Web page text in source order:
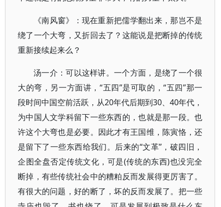
《南风窗》：现在重新把儒学翻出来，那岂不是
绕了一个大弯，又折回去了？这能说是把断掉的传统
重新接续起来么？
汤一介：可以这样讲。一个方面，是绕了一个很
大的弯，另一方面讲，“五四”是可取的，“五四”那一
段时间中国空前活跃，从20年代后期到30、40年代，
为中国人文学科留下一些东西的，也就是那一段。也
许这个大弯也是必要。因此才有王国维，陈寅恪，还
是留下了一些东西给我们。后来的“文革”，破四旧，
企图全盘否定传统文化，可是(传统的东西)也没完全
断掉，有些传统社会中的糟粕反而发展得更厉害了。
有很大的问题，好的断了，坏的反而发展了。把一些